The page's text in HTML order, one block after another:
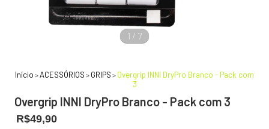
1 / 7
Início >ACESSÓRIOS > GRIPS > Overgrip INNI DryPro Branco - Pack com
3
Overgrip INNI DryPro Branco - Pack com 3
R$49,90